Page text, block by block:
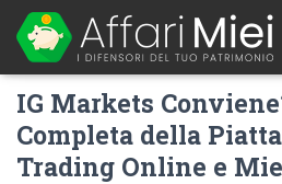
IG Markets
Completa della
Trading Online e